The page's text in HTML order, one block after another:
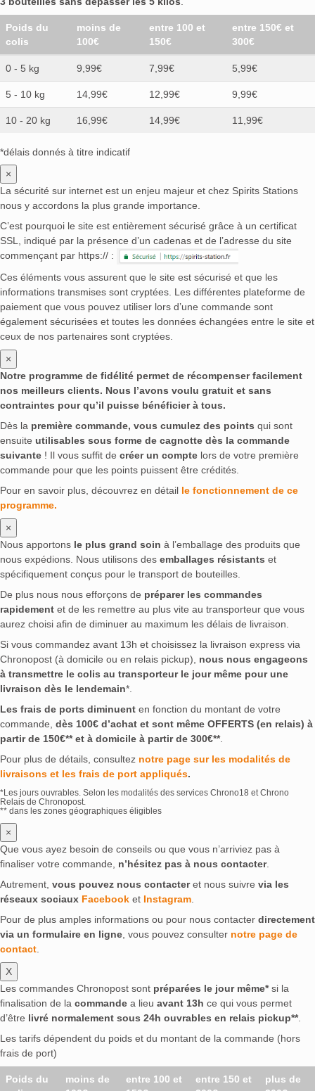
Poids du
colis
moins de
100€
entre 100 et
150€
entre 150€ et
300€
0 - 5 kg 9,99€ 7,99€ 5,99€
5 - 10 kg 14,99€ 12,99€ 9,99€
10 - 20 kg 16,99€ 14,99€ 11,99€
*délais donnés à titre indicatif
×
La sécurité sur internet est un enjeu majeur et chez Spirits Stations
nous y accordons la plus grande importance.
C’est pourquoi le site est entièrement sécurisé grâce à un certificat
SSL, indiqué par la présence d’un cadenas et de l’adresse du site
commençant par https:// :
Ces éléments vous assurent que le site est sécurisé et que les
informations transmises sont cryptées. Les différentes plateforme de
paiement que vous pouvez utiliser lors d’une commande sont
également sécurisées et toutes les données échangées entre le site et
ceux de nos partenaires sont cryptées.
×
Notre programme de fidélité permet de récompenser facilement
nos meilleurs clients. Nous l’avons voulu gratuit et sans
contraintes pour qu’il puisse bénéficier à tous.
Dès la première commande, vous cumulez des points qui sont
ensuite utilisables sous forme de cagnotte dès la commande
suivante ! Il vous suffit de créer un compte lors de votre première
commande pour que les points puissent être crédités.
Pour en savoir plus, découvrez en détail le fonctionnement de ce
programme.
×
Nous apportons le plus grand soin à l’emballage des produits que
nous expédions. Nous utilisons des emballages résistants et
spécifiquement conçus pour le transport de bouteilles.
De plus nous nous efforçons de préparer les commandes
rapidement et de les remettre au plus vite au transporteur que vous
aurez choisi afin de diminuer au maximum les délais de livraison.
Si vous commandez avant 13h et choisissez la livraison express via
Chronopost (à domicile ou en relais pickup), nous nous engageons
à transmettre le colis au transporteur le jour même pour une
livraison dès le lendemain*.
Les frais de ports diminuent en fonction du montant de votre
commande, dès 100€ d’achat et sont même OFFERTS (en relais) à
partir de 150€** et à domicile à partir de 300€**.
Pour plus de détails, consultez notre page sur les modalités de
livraisons et les frais de port appliqués.
*Les jours ouvrables. Selon les modalités des services Chrono18 et Chrono
Relais de Chronopost.
** dans les zones géographiques éligibles
×
Que vous ayez besoin de conseils ou que vous n’arriviez pas à
finaliser votre commande, n’hésitez pas à nous contacter.
Autrement, vous pouvez nous contacteret nous suivre via les
réseaux sociaux Facebook et Instagram
Pour de plus amples informations ou pour nous contacter directement
via un formulaire en ligne , vous pouvez consulter notre page de
contact
X
Les commandes Chronopost sont préparées le jour même*si la
finalisation de la commande a lieu avant 13h ce qui vous permet
d’être livré normalement sous 24h ouvrables en relais pickup**.
Les tarifs dépendent du poids et du montant de la commande (hors
frais de port)
Poids du
moins de
entre 100 et
entre 150 et
plus de